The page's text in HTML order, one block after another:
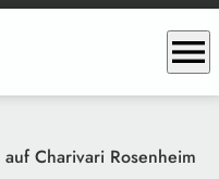
menu
Charivari Rosenheim